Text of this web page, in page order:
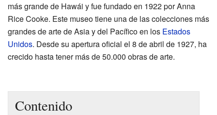
más grande de Hawái y fue fundado en 1922 por Anna
Rice Cooke. Este museo tiene una de las colecciones más
grandes de arte de Asia y del Pacífico en los Estados
Unidos. Desde su apertura oficial el 8 de abril de 1927, ha
crecido hasta tener más de 50.000 obras de arte.
Contenido